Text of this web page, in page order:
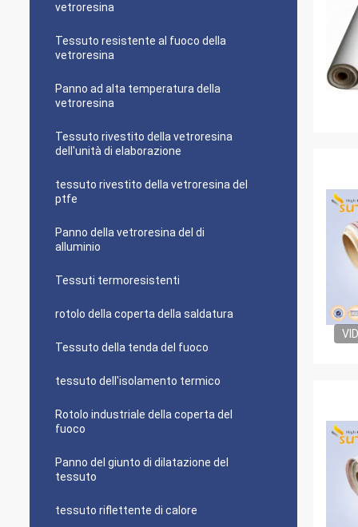
vetroresina
Tessuto resistente al fuoco della
vetroresina
Panno ad alta temperatura della
vetroresina
Tessuto rivestito della vetroresina
dell'unità di elaborazione
tessuto rivestito della vetroresina del
ptfe
Panno della vetroresina del di
alluminio
Tessuti termoresistenti
rotolo della coperta della saldatura
Tessuto della tenda del fuoco
tessuto dell'isolamento termico
Rotolo industriale della coperta del
fuoco
Panno del giunto di dilatazione del
tessuto
tessuto riflettente di calore